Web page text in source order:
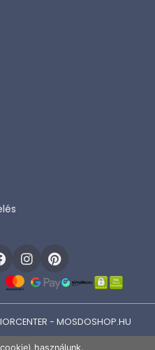
- MOSDOSHOP.HU
használunk.